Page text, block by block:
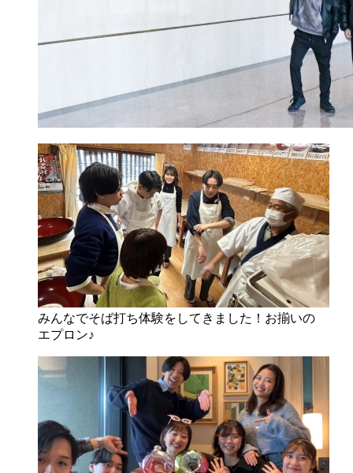
みんなでそば打ち体験をしてきました！お揃いの
エプロン♪